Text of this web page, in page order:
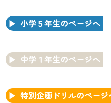
小学５年生のページへ
中学１年生のページへ
特別企画ドリルのページ